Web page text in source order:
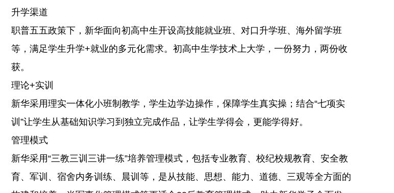
升学渠道
职普五五政策下，新华面向初高中生开设高技能就业班、对口升学班、海外留学班
等，满足学生升学+就业的多元化需求。初高中生学技术上大学，一份努力，两份收
获。
理论+实训
新华采用理实一体化小班制教学，学生边学边操作，保障学生真实操；结合“七项实
训”让学生从基础知识学习到独立完成作品，让学生学得会，更能学得好。
管理模式
新华采用“三教三训三讲一练”培养管理模式，包括专业教育、校纪校规教育、安全教
育、军训、宿舍内务训练、晨训等，是从技能、思想、能力、道德、三观等全方面的